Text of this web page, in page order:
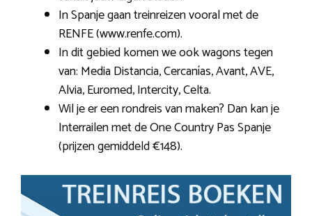
In Spanje gaan treinreizen vooral met de
RENFE (www.renfe.com).
In dit gebied komen we ook wagons tegen
van: Media Distancia, Cercanías, Avant, AVE,
Alvia, Euromed, Intercity, Celta.
Wil je er een rondreis van maken? Dan kan je
Interrailen met de One Country Pas Spanje
(prijzen gemiddeld €148).